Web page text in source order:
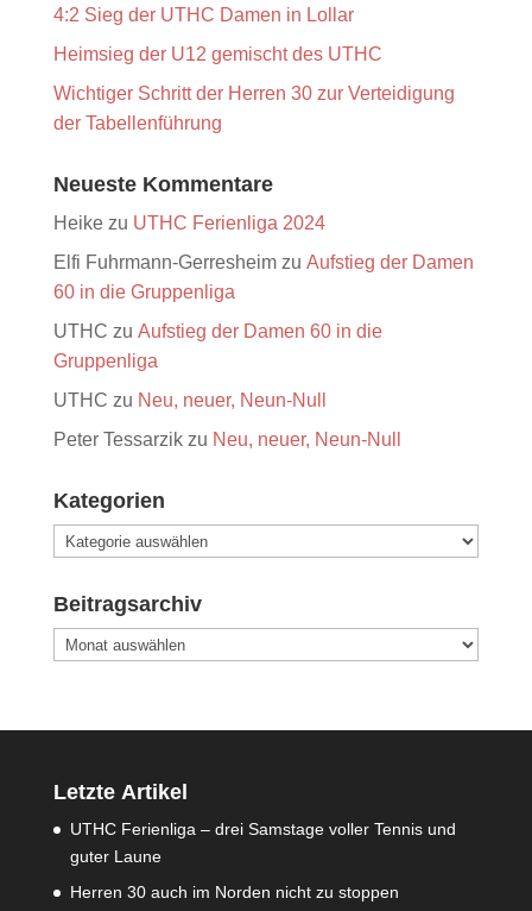
4:2 Sieg der UTHC Damen in Lollar
Heimsieg der U12 gemischt des UTHC
Wichtiger Schritt der Herren 30 zur Verteidigung
der Tabellenführung
Neueste Kommentare
Heikezu UTHC Ferienliga 2024
Elfi Fuhrmann-Gerresheimzu Aufstieg der Damen
60 in die Gruppenliga
UTHC zu Aufstieg der Damen 60 in die
Gruppenliga
UTHC zu Neu, neuer, Neun-Null
Peter Tessarzikzu Neu, neuer, Neun-Null
Kategorien
Kategorien
Beitragsarchiv
Beitragsarchiv
Letzte Artikel
UTHC Ferienliga – drei Samstage voller Tennis und
guter Laune
Herren 30 auch im Norden nicht zu stoppen